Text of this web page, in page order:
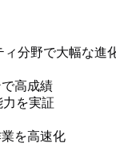
ィ分野で大幅な進
高成績
を実証
を高速化